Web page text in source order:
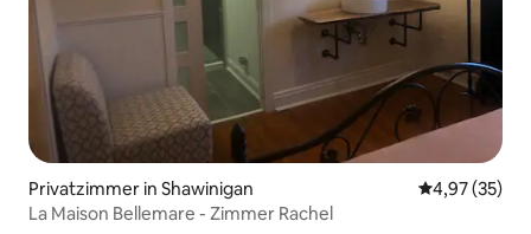
Privatzimmer in Shawinigan
4,97 (35)
La Maison Bellemare - Zimmer Rachel